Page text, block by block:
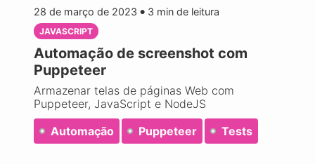
28 de março de 2023 ● 3 min de leitura
JAVASCRIPT
Automação de screenshot com
Puppeteer
Armazenar telas de páginas Web com
Puppeteer, JavaScript e NodeJS
Automação
Puppeteer Tests